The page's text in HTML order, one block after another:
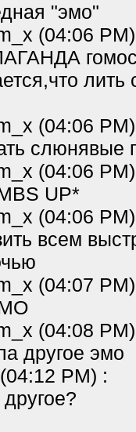
"эмо"
(04:06
лить
(04:06
слюнявые
(04:06
UP*
(04:06
всем
(04:07
(04:08
другое эмо
PM) :